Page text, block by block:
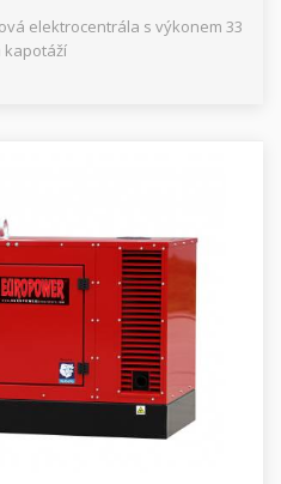
elektrocentrála s výkonem 33
kapotáží